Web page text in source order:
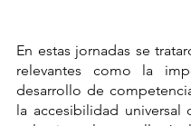
En estas jornadas se
relevantes como la
desarrollo de
la accesibilidad universal